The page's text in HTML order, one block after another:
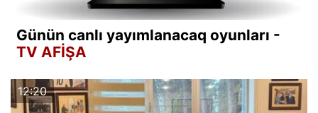
Günün canlı yayımlanacaq oyunları -
TV AFİŞA
12:20